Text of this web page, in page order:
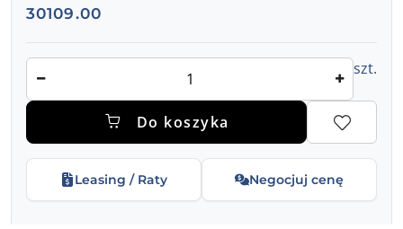
Cena:
30109.00
Ilość szt.
Do koszyka
Leasing / Raty Negocjuj cenę